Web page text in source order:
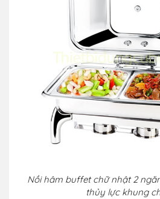
Nồi hâm buffet chữ nhật 2
thủy lực khung